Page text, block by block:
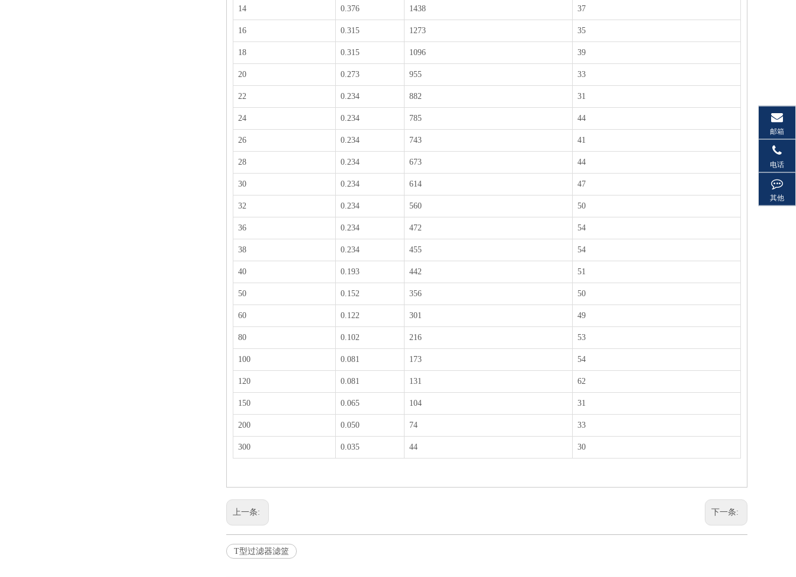
14 0.376 1438 37
16 0.315 1273 35
18 0.315 1096 39
20 0.273 955 33
22 0.234 882 31
24 0.234 785 44
26 0.234 743 41
28 0.234 673 44
30 0.234 614 47
32 0.234 560 50
36 0.234 472 54
38 0.234 455 54
40 0.193 442 51
50 0.152 356 50
60 0.122 301 49
80 0.102 216 53
100 0.081 173 54
120 0.081 131 62
150 0.065 104 31
200 0.050 74 33
300 0.035 44 30
上一条: 下一条:
T型过滤器滤篮
邮箱
电话
其他